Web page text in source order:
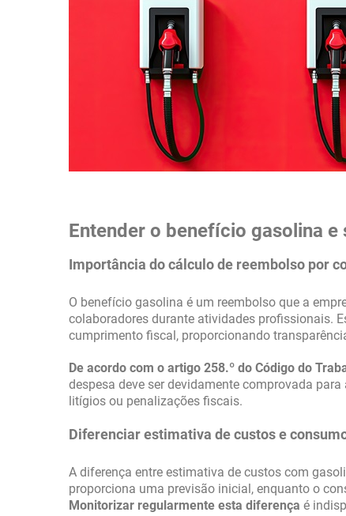
Entender o benefício gasolina
Importância do cálculo de reembolso por
O benefício gasolina é um reembolso que a
colaboradores durante atividades profissionais.
cumprimento fiscal, proporcionando
De acordo com o artigo 258.º do Código do
despesa deve ser devidamente comprovada
litígios ou penalizações fiscais.
Diferenciar estimativa de custos e
A diferença entre estimativa de custos com
proporciona uma previsão inicial, enquanto o
Monitorizar regularmente esta diferença é